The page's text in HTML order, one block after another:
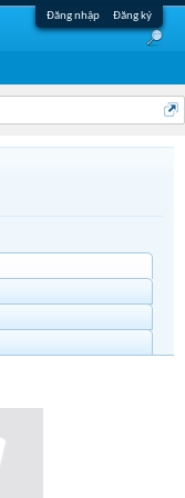
Đăng nhập Đăng ký